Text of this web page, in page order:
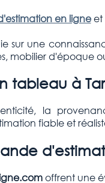
en ligneet
sur une
mobilier d'époque
tableau à
la
fiable et
offrent une